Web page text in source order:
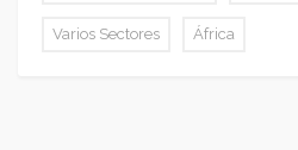
Varios Sectores África